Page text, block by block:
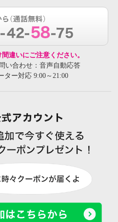
違いにご注意ください。
い合わせ：音声自動応答
ター対応 9:00～21:00